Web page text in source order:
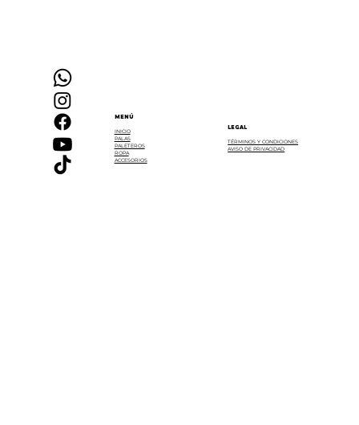
MENÚ
INICIO
PALAS
PALETEROS
ROPA
ACCESORIOS
LEGAL
TÉRMINOS Y CONDICIONES
AVISO DE PRIVACIDAD